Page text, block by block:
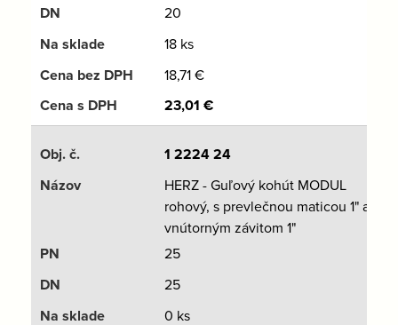
20
18 ks
18,71€
23,01 €
1 2224 24
HERZ - Guľový kohút MODUL
rohový, s prevlečnou maticou 1" a
vnútorným závitom 1"
25
25
0 ks